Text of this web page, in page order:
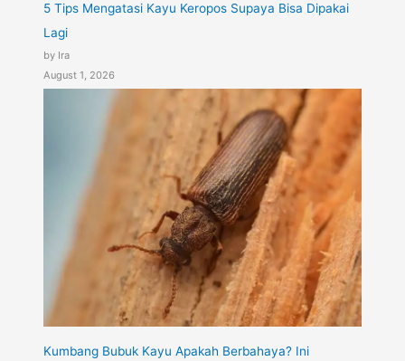
5 Tips Mengatasi Kayu Keropos Supaya Bisa Dipakai
Lagi
by Ira
August 1, 2026
Kumbang Bubuk Kayu Apakah Berbahaya? Ini